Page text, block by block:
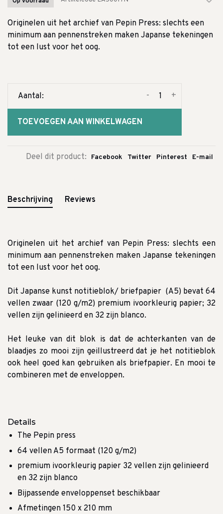
Originelen uit het archief van Pepin Press: slechts een
minimum aan pennenstreken maken Japanse tekeningen
tot een lust voor het oog.
Aantal: +
-
TOEVOEGEN AAN WINKELWAGEN
Deel dit product: Facebook Twitter Pinterest E-mail
Beschrijving Reviews
Originelen uit het archief van Pepin Press: slechts een
minimum aan pennenstreken maken Japanse tekeningen
tot een lust voor het oog.
Dit Japanse kunst notitieblok/ briefpapier (A5) bevat 64
vellen zwaar (120 g/m2) premium ivoorkleurig papier; 32
vellen zijn gelinieerd en 32 zijn blanco.
Het leuke van dit blok is dat de achterkanten van de
blaadjes zo mooi zijn geillustreerd dat je het notitieblok
ook heel goed kan gebruiken als briefpapier. En mooi te
combineren met de enveloppen.
Details
The Pepin press
64 vellen A5 formaat (120 g/m2)
premium ivoorkleurig papier 32 vellen zijn gelinieerd
en 32 zijn blanco
Bijpassende enveloppenset beschikbaar
Afmetingen 150 x 210 mm